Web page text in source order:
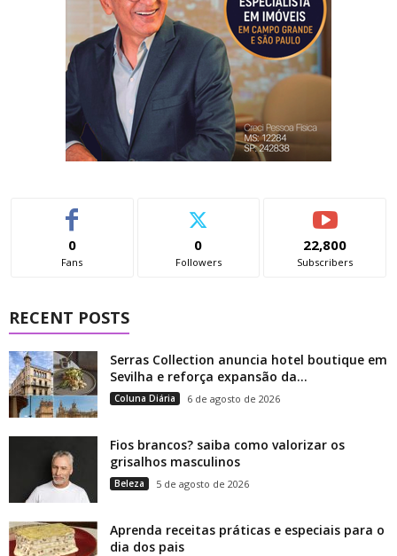
0
Fans
0
Followers
22,800
Subscribers
RECENT POSTS
Serras Collection anuncia hotel boutique em
Sevilha e reforça expansão da...
Coluna Diária 6 de agosto de 2026
Fios brancos? saiba como valorizar os
grisalhos masculinos
Beleza 5 de agosto de 2026
Aprenda receitas práticas e especiais para o
dia dos pais